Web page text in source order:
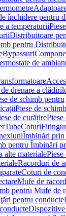
închidere pentru
a temperaturii
Distribuitoare
pentru
Bypassuri
de
de drenare a
de schimb pentru
Piese de
de curățirePiese
Coturi
Îmbinări prin
pentru Îmbinări
alte materialePiese
Racorduri de
Coturi de
Mufe de
pentru Mufe de
pentru conducte
Dispozitive